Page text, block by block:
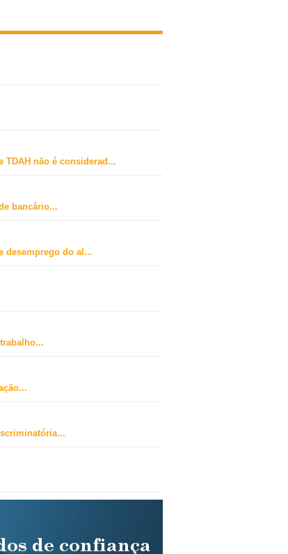
TDAH não é considerad...
bancário...
desemprego do al ...
...
...
...